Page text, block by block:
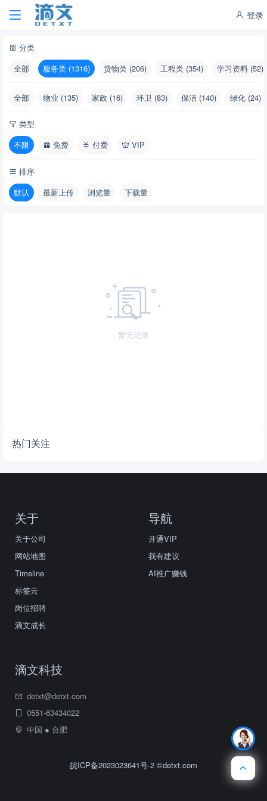
登录
分类
全部
服务类 (1316) 货物类 (206) 工程类 (354) 学习资料 (52)
全部 物业 (135) 家政 (16) 环卫 (83) 保洁 (140) 绿化 (24)
类型
不限
免费 付费 VIP
排序
默认
最新上传 浏览量 下载量
暂无记录
热门关注
关于
关于公司
网站地图
Timeline
标签云
岗位招聘
滴文成长
导航
开通VIP
我有建议
AI推广赚钱
滴文科技
detxt@detxt.com
0551-63434022
中国 ● 合肥
皖ICP备2023023641号-2 ©detxt.com